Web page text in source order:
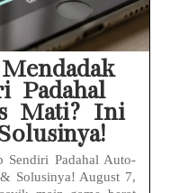
Padahal
Mati? Ini
Sendiri Padahal Auto-
Solusinya! August 7,